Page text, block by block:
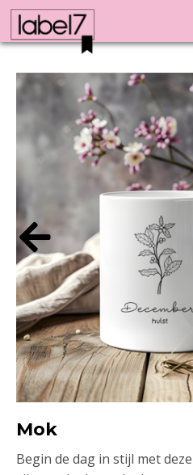
Mok
Begin de dag in stijl met